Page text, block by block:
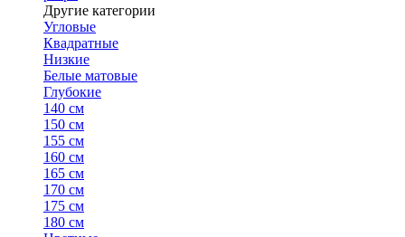
Другие категории
Угловые
Квадратные
Низкие
Белые матовые
Глубокие
140 см
150 см
155 см
160 см
165 см
170 см
175 см
180 см